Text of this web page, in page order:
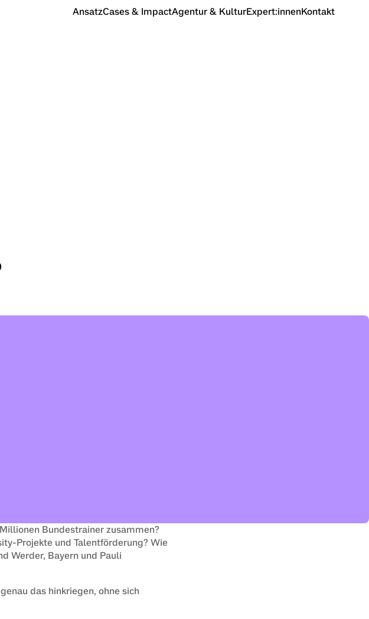
AnsatzCases & ImpactAgentur & KulturExpert:innenKontakt
Bundestrainer zusammen?
Projekte und Talentförderung? Wie
Werder, Bayern und Pauli
das hinkriegen, ohne sich